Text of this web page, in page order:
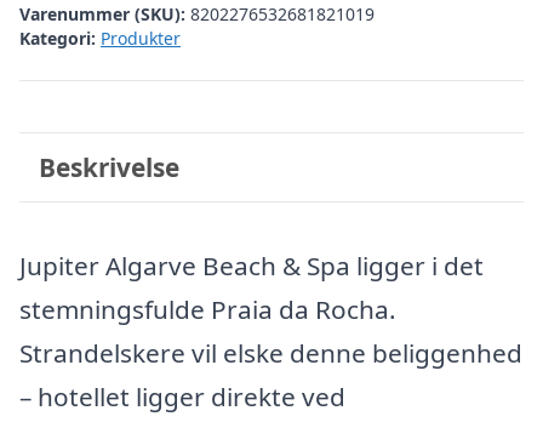
Varenummer (SKU): 8202276532681821019
Kategori: Produkter
Beskrivelse
Jupiter Algarve Beach & Spa ligger i det
stemningsfulde Praia da Rocha.
Strandelskere vil elske denne beliggenhed
– hotellet ligger direkte ved